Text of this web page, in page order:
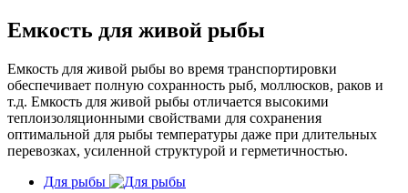
Емкость для живой рыбы
Емкость для живой рыбы во время транспортировки
обеспечивает полную сохранность рыб, моллюсков, раков и
т.д. Емкость для живой рыбы отличается высокими
теплоизоляционными свойствами для сохранения
оптимальной для рыбы температуры даже при длительных
перевозках, усиленной структурой и герметичностью.
Для рыбы